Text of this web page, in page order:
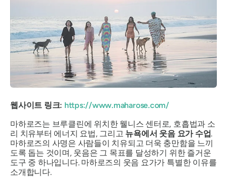
웹사이트 링크: https://www.maharose.com/
마하로즈는 브루클린에 위치한 웰니스 센터로, 호흡법과 소
리 치유부터 에너지 요법, 그리고 뉴욕에서 웃음 요가 수업.
마하로즈의 사명은 사람들이 치유되고 더욱 충만함을 느끼
도록 돕는 것이며, 웃음은 그 목표를 달성하기 위한 즐거운
도구 중 하나입니다. 마하로즈의 웃음 요가가 특별한 이유를
소개합니다.